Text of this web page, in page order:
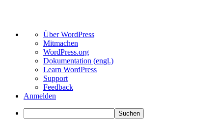
Über
WordPress
Über WordPress
Mitmachen
WordPress.org
Dokumentation (engl.)
Learn WordPress
Support
Feedback
Anmelden
Suchen